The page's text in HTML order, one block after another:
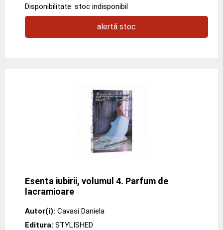
Disponibilitate: stoc indisponibil
alertă stoc
Esenta iubirii, volumul 4. Parfum de
lacramioare
Autor(i): Cavasi Daniela
Editura: STYLISHED